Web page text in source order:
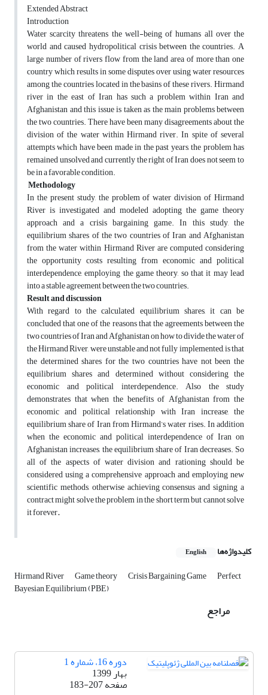
Extended Abstract
Introduction
Water scarcity threatens the well-being of humans all over the
world and caused hydropolitical crisis between the countries. A
large number of rivers flow from the land area of more than one
country which results in some disputes over using water resources
among the countries located in the basins of these rivers. Hirmand
river in the east of Iran has such a problem within Iran and
Afghanistan and this issue is taken as the main problems between
the two countries. There have been many disagreements about the
division of the water within Hirmand river. In spite of several
attempts which have been made in the past years, the problem has
remained unsolved and currently the right of Iran does not seem to
be in a favorable condition.
Methodology
In the present study, the problem of water division of Hirmand
River is investigated and modeled adopting the game theory
approach and a crisis bargaining game. In this study, the
equilibrium shares of the two countries of Iran and Afghanistan
from the water within Hirmand River are computed considering
the opportunity costs resulting from economic and political
interdependence, employing the game theory, so that it may lead
into a stable agreement between the two countries.
Result and discussion
With regard to the calculated equilibrium shares, it can be
concluded that one of the reasons that the agreements between the
two countries of Iran and Afghanistan on how to divide the water of
the Hirmand River, were unstable and not fully implemented, is that
the determined shares for the two countries have not been the
equilibrium shares and determined without considering the
economic and political interdependence. Also the study
demonstrates that when the benefits of Afghanistan from the
economic and political relationship with Iran increase, the
equilibrium share of Iran from Hirmand’s water rises. In addition
when the economic and political interdependence of Iran on
Afghanistan increases, the equilibrium share of Iran decreases. So
all of the aspects of water division and rationing should be
considered using a comprehensive approach and employing new
scientific methods, otherwise achieving consensus and signing a
contract might solve the problem in the short term but cannot solve
it forever.
کلیدواژه‌ها English
Hirmand River Game theory Crisis Bargaining Game Perfect
Bayesian Equilibrium (PBE)
مراجع
دوره 16، شماره 1
بهار 1399
صفحه183-207